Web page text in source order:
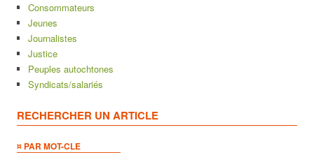
Consommateurs
Jeunes
Journalistes
Justice
Peuples autochtones
Syndicats/salariés
RECHERCHER UN ARTICLE
¤ PAR MOT-CLE